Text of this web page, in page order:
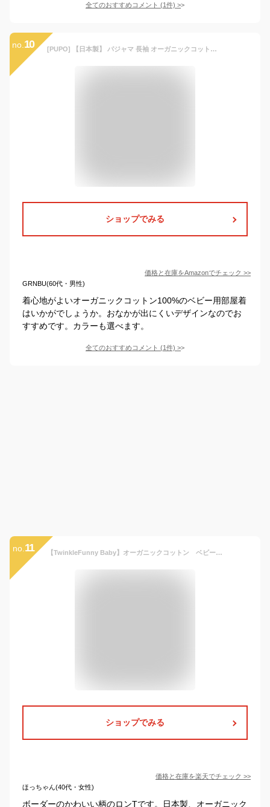
全てのおすすめコメント (1件) >
no. 10 [PUPO] 【日本製】 パジャマ 長袖 オーガニックコットン 綿 100% お腹が出にくい スムス ベビー キッズ 部屋着 (70cm, オレンジ)
ショップでみる
価格と在庫をAmazonでチェック >>
GRNBU(60代・男性)
着心地がよいオーガニックコットン100%のベビー用部屋着
はいかがでしょうか。おなかが出にくいデザインなのでお
すすめです。カラーも選べます。
全てのおすすめコメント (1件) >
no. 11 【TwinkleFunny Baby】オーガニックコットン ベビー 長袖Tシャツ：日本製
ショップでみる
価格と在庫を楽天でチェック >>
ほっちゃん(40代・女性)
ボーダーのかわいい柄のロンTです。日本製、オーガニック